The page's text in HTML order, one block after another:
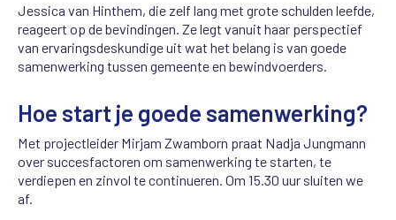
Jessica van Hinthem, die zelf lang met grote schulden leefde,
reageert op de bevindingen. Ze legt vanuit haar perspectief
van ervaringsdeskundige uit wat het belang is van goede
samenwerking tussen gemeente en bewindvoerders.
Hoe start je goede samenwerking?
Met projectleider Mirjam Zwamborn praat Nadja Jungmann
over succesfactoren om samenwerking te starten, te
verdiepen en zinvol te continueren. Om 15.30 uur sluiten we
af.